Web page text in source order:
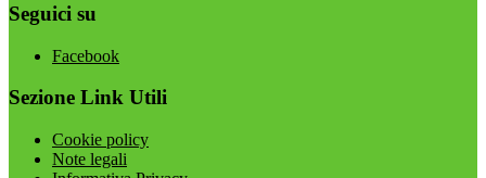
Seguici su
Facebook
Sezione Link Utili
Cookie policy
Note legali